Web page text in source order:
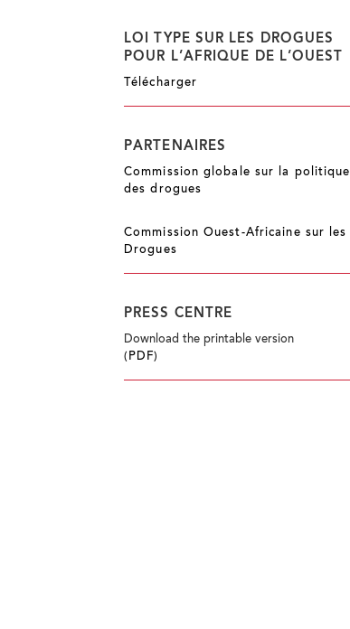
LOI TYPE SUR LES DROGUES
POUR L’AFRIQUE DE L’OUEST
Télécharger
PARTENAIRES
Commission globale sur la politique
des drogues
Commission Ouest-Africaine sur les
Drogues
PRESS CENTRE
Download the printable version
(PDF)